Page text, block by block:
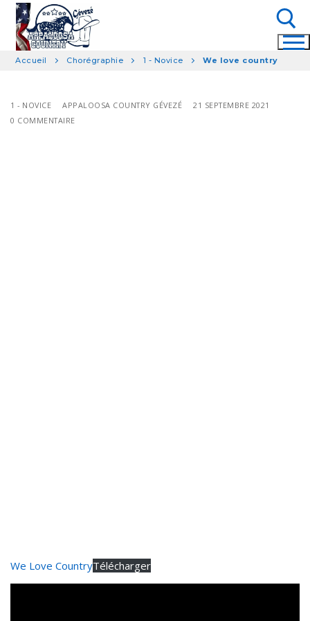
Aller
contenu
Accueil Chorégraphie 1 - Novice We love country
1 - NOVICE APPALOOSA COUNTRY GÉVEZÉ
21 SEPTEMBRE 2021
0 COMMENTAIRE
We Love CountryTélécharger